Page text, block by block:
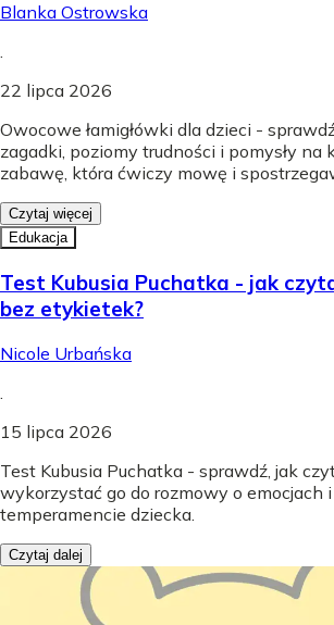
Blanka Ostrowska
.
22 lipca 2026
Owocowe łamigłówki dla dzieci -
zagadki, poziomy trudności i pomysły na
zabawę, która ćwiczy mowę i
Czytaj więcej
Edukacja
Test Kubusia Puchatka - jak
bez etykietek?
Nicole Urbańska
15 lipca 2026
Test Kubusia Puchatka - sprawdź, jak
wykorzystać go do rozmowy o emocjach i
temperamencie dziecka.
Czytaj dalej